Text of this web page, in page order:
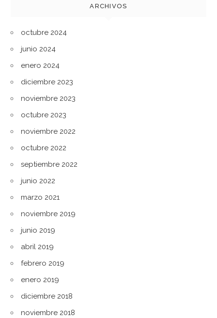
ARCHIVOS
octubre 2024
junio 2024
enero 2024
diciembre 2023
noviembre 2023
octubre 2023
noviembre 2022
octubre 2022
septiembre 2022
junio 2022
marzo 2021
noviembre 2019
junio 2019
abril 2019
febrero 2019
enero 2019
diciembre 2018
noviembre 2018